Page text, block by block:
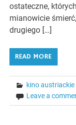
ostateczne,
mianowicie
drugiego […]
READ MORE
kino austriackie
Leave a